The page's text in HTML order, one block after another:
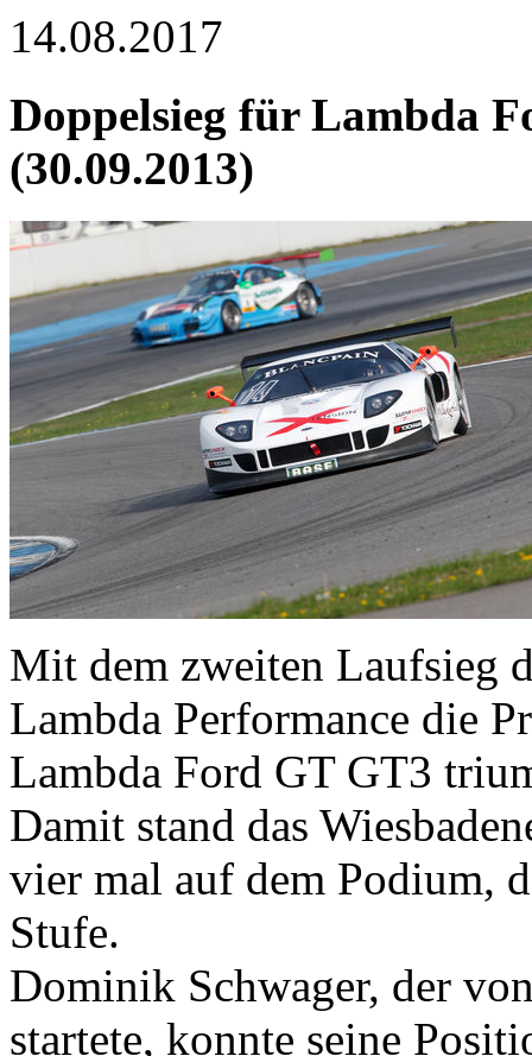
14.08.2017
Doppelsieg für Lambda
(30.09.2013)
Mit dem zweiten Laufsieg
Lambda Performance die
Lambda Ford GT GT3
Damit stand das
vier mal auf dem Podium,
Stufe.
Dominik Schwager, der
startete, konnte seine